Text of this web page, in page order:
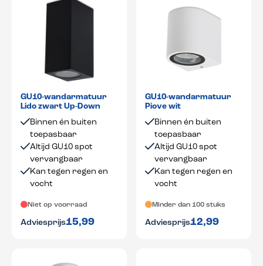
GU10-wandarmatuur
Lido zwart Up-Down
Binnen én buiten
toepasbaar
Altijd GU10 spot
vervangbaar
Kan tegen regen en
vocht
Niet op voorraad
Adviesprijs15,99
GU10-wandarmatuur
Piove wit
Binnen én buiten
toepasbaar
Altijd GU10 spot
vervangbaar
Kan tegen regen en
vocht
Minder dan 100 stuks
Adviesprijs12,99